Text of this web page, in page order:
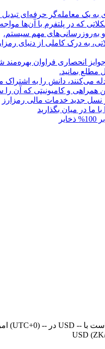
به یک معامله‌گر حرفه‌ای تبدیل
که در پلتفرم با آن‌ها
و به‌روزرسانی‌های مهم سیستم.
به درک کاملی از دنیای
انحصاری فراوان بهره‌مند
مطلع بمانید.
می‌کنند، دانش را به
و کامیونیتی که آن
نسل جدید خدمات مالی رمزارز
ما در میان بگذارید